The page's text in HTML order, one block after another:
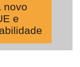
novo
e